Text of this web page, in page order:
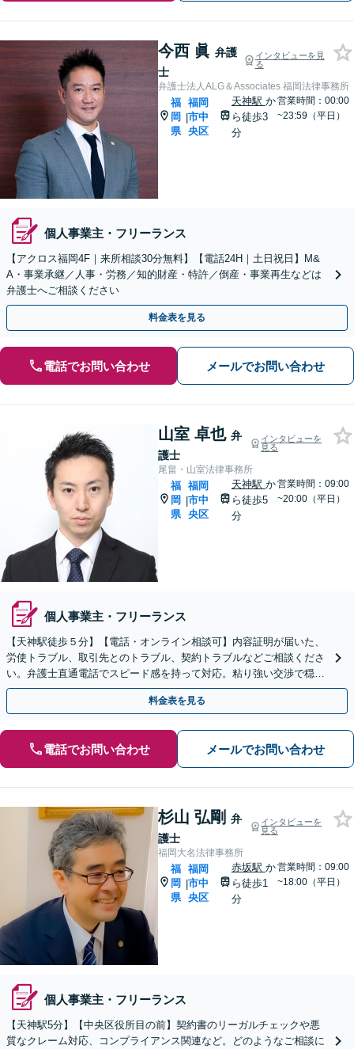
今西 眞 弁護
士
インタビューを見
る
弁護士法人ALG＆Associates 福岡法律事務所
福
岡
県
|
福岡
市中
央区
天神駅 か
ら徒歩3
分
営業時間：00:00
~23:59（平日）
個人事業主・フリーランス
【アクロス福岡4F｜来所相談30分無料】【電話24H｜土日祝日】M&
A・事業承継／人事・労務／知的財産・特許／倒産・事業再生などは
弁護士へご相談ください
料金表を見る
電話でお問い合わせ メールでお問い合わせ
山室 卓也 弁
護士
インタビューを
見る
尾畠・山室法律事務所
福
岡
県
|
福岡
市中
央区
天神駅 か
ら徒歩5
分
営業時間：09:00
~20:00（平日）
個人事業主・フリーランス
【天神駅徒歩５分】【電話・オンライン相談可】内容証明が届いた、
労使トラブル、取引先とのトラブル、契約トラブルなどご相談くださ
い。弁護士直通電話でスピード感を持って対応。粘り強い交渉で穏便
な解決を目指します。【顧問契約／単発の相談対応】
料金表を見る
電話でお問い合わせ メールでお問い合わせ
杉山 弘剛 弁
護士
インタビューを
見る
福岡大名法律事務所
福
岡
県
|
福岡
市中
央区
赤坂駅 か
ら徒歩1
分
営業時間：09:00
~18:00（平日）
個人事業主・フリーランス
【天神駅5分】【中央区役所目の前】契約書のリーガルチェックや悪
質なクレーム対応、コンプライアンス関連など。どのようなご相談に